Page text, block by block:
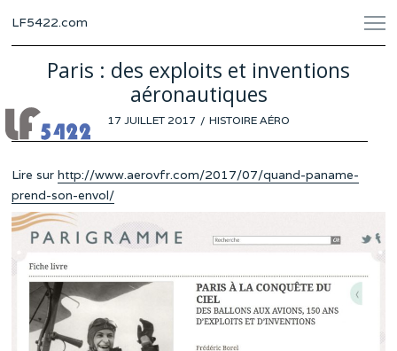
LF5422.com
Paris : des exploits et inventions
aéronautiques
POSTED
17 JUILLET 2017 HISTOIRE AÉRO
Lire surhttp://www.aerovfr.com/2017/07/quand-paname-
prend-son-envol/